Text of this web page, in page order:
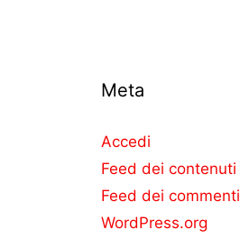
Meta
Accedi
Feed dei contenuti
Feed dei commenti
WordPress.org